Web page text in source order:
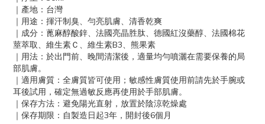
｜產地：台灣
｜用途：揮汗制臭、勻亮肌膚、清香乾爽
｜成分：蓖麻醇酸鋅、法國亮晶胜肽、德國紅沒藥醇、法國棉花
莖萃取、維生素Ｃ、維生素B3、熊果素
｜用法：於出門前、晚間清潔後，適量均勻噴灑在需要保養的局
部肌膚。
｜適用膚質：全膚質皆可使用；敏感性膚質使用前請先於手腕或
耳後試用，確定無過敏反應再使用於手部肌膚。
｜保存方法：避免陽光直射，放置於陰涼乾燥處
｜保存期限：自製造日起3年，開封後6個月